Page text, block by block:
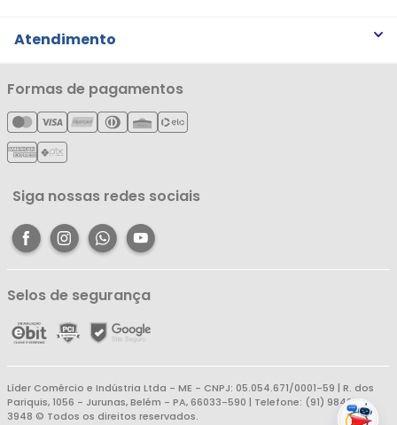
Notícias
Cartão Líderzan
Trocas e Devoluções
Política de Privacidade
Política de Entrega
Política de Reembolso
Atendimento
Minha Conta
Meus Pedidos
Meus Favoritos
Central de Atendimento
Formas de pagamentos
Siga nossas redes sociais
Selos de segurança
Líder Comércio e Indústria Ltda - ME - CNPJ: 05.054.671/0001-59 | R. dos
Pariquis, 1056 - Jurunas, Belém - PA, 66033-590 | Telefone: (91) 98403-
3948 © Todos os direitos reservados.